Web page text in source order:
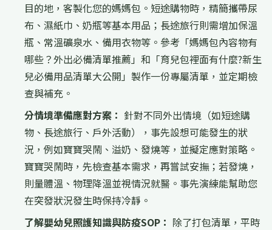
目的地，客製化您的媽媽包。短途購物時，精簡攜帶尿
布、濕紙巾、奶瓶等基本用品；長途旅行則需增加保溫
瓶、常溫礦泉水、備用衣物等。參考「媽媽包內容物有
哪些？外出必備清單推薦」和「育兒包裡面有什麼?新生
兒必備用品清單大公開」製作一份專屬清單，並定期檢
查與補充。
分情境準備應對方案： 針對不同外出情境（如短途購
物、長途旅行、戶外活動），事先設想可能發生的狀
況，例如寶寶哭鬧、溢奶、發燒等，並擬定應對策略。
寶寶哭鬧時，先檢查基本需求，再嘗試安撫；若發燒，
則量體溫、物理降溫並視情況就醫。事先演練能幫助您
在突發狀況發生時保持冷靜。
了解嬰幼兒照護知識與防疫SOP： 除了打包清單，平時